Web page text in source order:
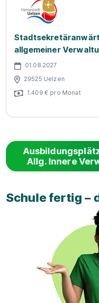
allgemeiner
01.08.2027
29525 Uelzen
1.409 € pro Monat
Allg. Innere
Schule fertig –